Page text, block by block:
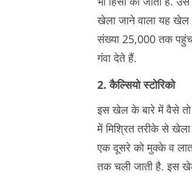
खेला जाने वाला यह
संख्या 25,000 तक पहुंच
गंवा देते हैं.
2. कैल्सियो स्टोरिको
इस खेल के बारे में वैसे तो
में मिश्रित तरीके से
एक दूसरे को मुक्के व लात
तक चली जाती है. इस